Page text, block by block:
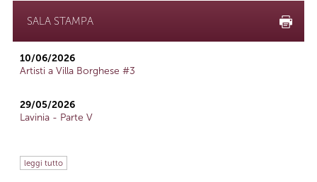
SALA STAMPA
10/06/2026
Artisti a Villa Borghese #3
29/05/2026
Lavinia - Parte V
leggi tutto